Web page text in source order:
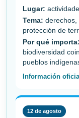
Lugar:
Tema: derechos,
protección de
Por qué importa:
biodiversidad
pueblos
Información
12 de agosto